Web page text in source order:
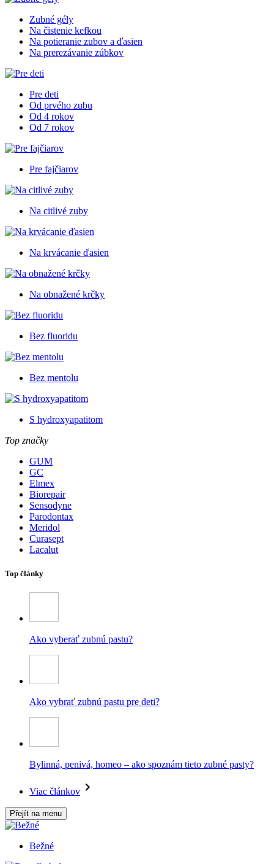
Zubné gély
Na čistenie kefkou
Na potieranie zubov a ďasien
Na prerezávanie zúbkov
Pre deti
Od prvého zubu
Od 4 rokov
Od 7 rokov
Pre fajčiarov
Na citlivé zuby
Na krvácanie ďasien
Na obnažené krčky
Bez fluoridu
Bez mentolu
S hydroxyapatitom
Top značky
GUM
GC
Elmex
Biorepair
Sensodyne
Parodontax
Meridol
Curasept
Lacalut
Top články
Ako vyberať zubnú pastu?
Ako vybrať zubnú pastu pre deti?
Bylinná, penivá, homeo – ako spoznám tieto zubné pasty?
Viac článkov
Přejít na menu
Bežné